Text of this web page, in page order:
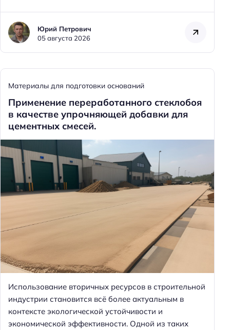
Юрий Петрович
05 августа 2026
Материалы для подготовки оснований
Применение переработанного стеклобоя
в качестве упрочняющей добавки для
цементных смесей.
Использование вторичных ресурсов в строительной
индустрии становится всё более актуальным в
контексте экологической устойчивости и
экономической эффективности. Одной из таких